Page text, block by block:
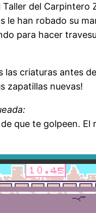
del Carpintero
le han robado su
para hacer
las criaturas antes
zapatillas nuevas!
que te golpeen. El